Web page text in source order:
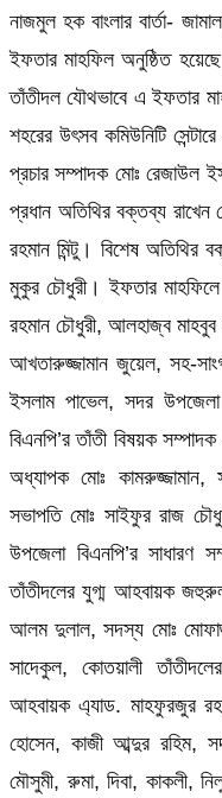
নাজমুল হক বাংলার বার্তা-
ইফতার মাহফিল অনুষ্ঠিত
তাঁতীদল যৌথভাবে এ ইফতার
শহরের উৎসব কমিউনিটি
প্রচার সম্পাদক মোঃ রেজাউল
প্রধান অতিথির বক্তব্য
রহমান মিন্টু। বিশেষ অতিথির
মুকুর চৌধুরী। ইফতার
রহমান চৌধুরী, আলহাজ্ব মাহবুব
আখতারুজ্জামান জুয়েল, সহ-
ইসলাম পাভেল, সদর উপজেলা
বিএনপি’র তাঁতী বিষয়ক
অধ্যাপক মোঃ
সভাপতি মোঃ সাইফুর রাজ
উপজেলা বিএনপি’র সাধারণ
তাঁতীদলের যুগ্ম আহবায়ক
আলম দুলাল, সদস্য মোঃ
সাদেকুল, কোতয়ালী
আহবায়ক এ্যাড. মাহফুরজুর
হোসেন, কাজী আব্দুর রহিম,
মৌসুমী, রুমা, দিবা, কাকলী,